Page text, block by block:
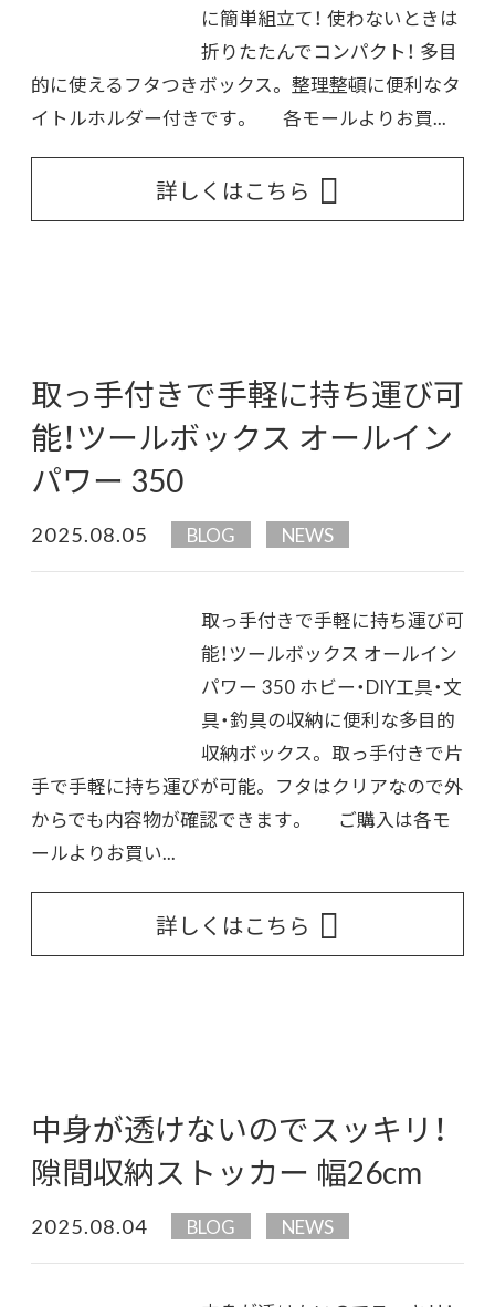
に簡単組立て！ 使わないときは
折りたたんでコンパクト！ 多目
的に使えるフタつきボックス。 整理整頓に便利なタ
イトルホルダー付きです。 各モールよりお買...
詳しくはこちら
取っ手付きで手軽に持ち運び可
能！ツールボックス オールイン
パワー 350
2025.08.05 BLOG NEWS
取っ手付きで手軽に持ち運び可
能！ツールボックス オールイン
パワー 350 ホビー・DIY工具・文
具・釣具の収納に便利な多目的
収納ボックス。 取っ手付きで片
手で手軽に持ち運びが可能。 フタはクリアなので外
からでも内容物が確認できます。 ご購入は各モ
ールよりお買い...
詳しくはこちら
中身が透けないのでスッキリ！
隙間収納ストッカー 幅26cm
2025.08.04 BLOG NEWS